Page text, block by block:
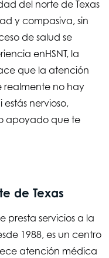
del norte de Texas
y compasiva, sin
de salud se
enHSNT, la
que la atención
realmente no hay
nervioso,
apoyado que te
de Texas
presta servicios a la
1988, es un centro
atención médica